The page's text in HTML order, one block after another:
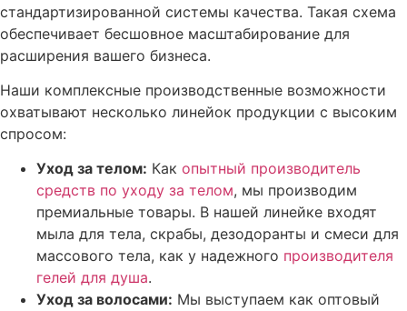
стандартизированной системы качества. Такая схема
обеспечивает бесшовное масштабирование для
расширения вашего бизнеса.
Наши комплексные производственные возможности
охватывают несколько линейок продукции с высоким
спросом:
Уход за телом: Как опытный производитель
средств по уходу за телом, мы производим
премиальные товары. В нашей линейке входят
мыла для тела, скрабы, дезодоранты и смеси для
массового тела, как у надежного производителя
гелей для душа.
Уход за волосами: Мы выступаем как оптовый